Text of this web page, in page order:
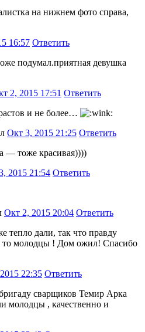
на нижнем фото справа,
16:57 Ответить
подумал.приятная девушка
2, 2015 17:51 Ответить
и не более…
Окт 3, 2015 21:25 Ответить
— тоже красивая))))
2015 21:54 Ответить
Окт 2, 2015 20:04 Ответить
тепло дали, так что правду
то молодцы ! Дом ожил! Спасибо
22:35 Ответить
сварщиков Темир Арка
молодцы , качественно и